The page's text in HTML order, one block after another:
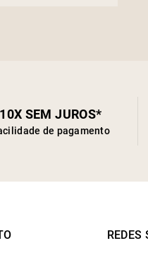
10X SEM JUROS*
de pagamento
REDES